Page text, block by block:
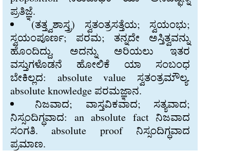
ಪ್ರತಿಜ್ಞೆ.
(ತತ್ತ್ವಶಾಸ್ತ್ರ) ಸ್ವತಂತ್ರಸತ್ತೆಯ; ಸ್ವಯಂಭು;
ಸ್ವಯಂಪೂರ್ಣ; ಪರಮ; ತನ್ನದೇ ಅಸ್ತಿತ್ವವನ್ನು
ಹೊಂದಿದ್ದು, ಅದನ್ನು ಅರಿಯಲು ಇತರ
ವಸ್ತುಗಳೊಡನೆ ಹೋಲಿಕೆ ಯಾ ಸಂಬಂಧ
ಬೇಕಿಲ್ಲದ: absolute value ಸ್ವತಂತ್ರಮೌಲ್ಯ.
absolute knowledge ಪರಮಜ್ಞಾನ.
ನಿಜವಾದ; ವಾಸ್ತವಿಕವಾದ; ಸತ್ಯವಾದ;
ನಿಸ್ಸಂದಿಗ್ಧವಾದ: an absolute fact ನಿಜವಾದ
ಸಂಗತಿ. absolute proof ನಿಸ್ಸಂದಿಗ್ಧವಾದ
ಪ್ರಮಾಣ.